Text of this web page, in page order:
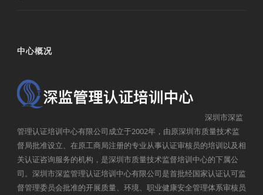
中心概况
深圳市深监
管理认证培训中心有限公司成立于2002年，由原深圳市质量技术监
督局批准设立、在原工商局注册的专业从事认证审核员的培训以及相
关认证咨询服务的机构，是深圳市质量技术监督培训中心的下属公
司。深圳市深监管理认证培训中心有限公司是首批经国家认证认可监
督管理委员会批准的开展质量、环境、职业健康安全管理体系审核员